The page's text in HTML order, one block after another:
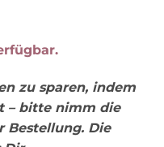
zu sparen, indem
– bitte nimm die
Bestellung. Die